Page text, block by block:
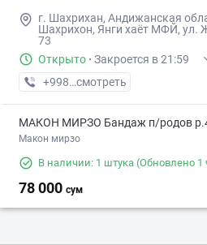
г. Шахрихан, Андижанская
Шахрихон, Янги хаёт МФЙ, ул.
73
Открыто · Закроется в 21:59
+998 (90) XXX-XX-XX
смотреть
МАКОН МИРЗО Бандаж п/родов
Макон мирзо
В наличии: 1 штука (Обновлено 1
78 000 сум